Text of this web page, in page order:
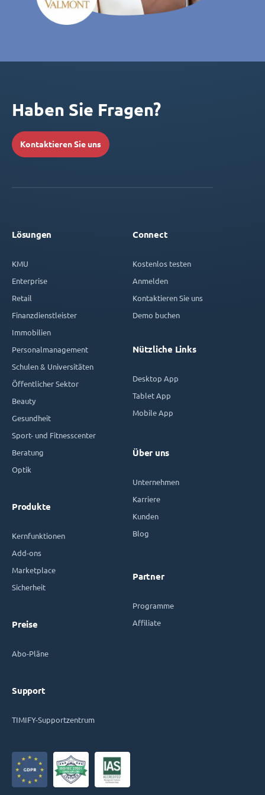
Haben Sie Fragen?
Kontaktieren Sie uns
Lösungen
KMU
Enterprise
Retail
Finanzdienstleister
Immobilien
Personalmanagement
Schulen & Universitäten
Öffentlicher Sektor
Beauty
Gesundheit
Sport- und Fitnesscenter
Beratung
Optik
Produkte
Kernfunktionen
Add-ons
Marketplace
Sicherheit
Preise
Abo-Pläne
Support
TIMIFY-Supportzentrum
Connect
Kostenlos testen
Anmelden
Kontaktieren Sie uns
Demo buchen
Nützliche Links
Desktop App
Tablet App
Mobile App
Über uns
Unternehmen
Karriere
Kunden
Blog
Partner
Programme
Affiliate